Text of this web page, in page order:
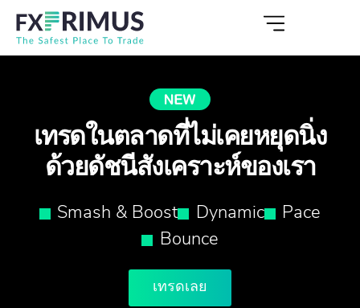
เทรดในตลาดที่ไม่เคยหยุดนิ่ง
ด้วยดัชนีสังเคราะห์ของเรา
Smash & Boost Dynamic
Pace
Bounce
เทรดเลย